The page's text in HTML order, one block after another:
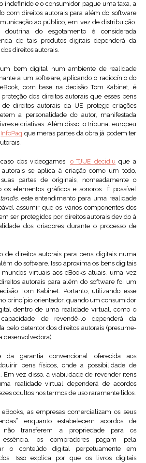
indefinido e o consumidor pague uma taxa, a
com direitos autorais para além do software
ao público, em vez de distribuição.
doutrina do esgotamento é considerada
de tais produtos digitais dependerá da
direitos autorais.
bem digital num ambiente de realidade
a um software, aplicando o raciocínio do
com base na decisão Tom Kabinet, é
dos direitos autorais que esses bens
direitos autorais da UE protege criações
a personalidade do autor, manifestada
e criativas. Além disso, o tribunal europeu
InfoPaq que meras partes da obra já podem ter
dos videogames, o TJUE decidiuque a
autorais se aplica à criação como um todo,
partes de originais, nomeadamente o
os elementos gráficos e sonoros. É possível
, este entendimento para uma realidade
assumir que os vários componentes dos
ser protegidos por direitos autorais devido à
dos criadores durante o processo de
de direitos autorais para bens digitais numa
do software. Isso aproxima os bens digitais
virtuais aos eBooks atuais, uma vez
autorais para além do software foi um
Tom Kabinet. Portanto, utilizando esse
princípio orientador, quando um consumidor
dentro de uma realidade virtual, como o
de revendê-lo dependerá da
pelo detentor dos direitos autorais (presume-
desenvolvedora).
da garantia convencional oferecida aos
bens físicos, onde a possibilidade de
Em vez disso, a viabilidade de revender itens
realidade virtual dependerá de acordos
ocultos nos termos de uso raramente lidos.
as empresas comercializam os seus
enquanto estabelecem acordos de
não transferem a propriedade para os
essência, os compradores pagam pela
o conteúdo digital perpetuamente em
Isso explica por que os livros digitais